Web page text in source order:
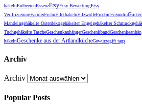
häkelnErdbeerenEssenzEtsyEtsy BewertungEtsy
VerifiizierungFarmerFichuFilethäkelnFilzwolleFreebieFreundinGarten
Mandelngehäkelte Osterdekogehäkelter Engelgehäkelter Schmuck
Tuchgehäkelte TascheGeschenkanhängerGeschenkband
häkelnGeschenke aus der ArtlandkücheGewürzegift tags
Archiv
Archiv
Popular Posts